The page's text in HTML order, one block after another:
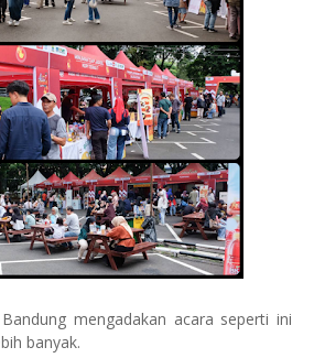
mengadakan acara seperti ini
banyak.